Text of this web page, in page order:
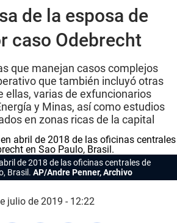
de la esposa de
caso Odebrecht
que manejan casos complejos
que también incluyó otras
ellas, varias de exfuncionarios
y Minas, así como estudios
en zonas ricas de la capital
de 2018 de las oficinas centrales de
Brasil. AP/Andre Penner, Archivo
julio de 2019 - 12:22